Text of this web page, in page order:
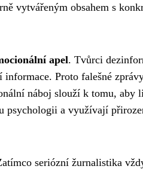
vytvářeným obsahem s
apel. Tvůrci
Proto falešné
náboj slouží k tomu, aby
psychologii a využívají
seriózní žurnalistika